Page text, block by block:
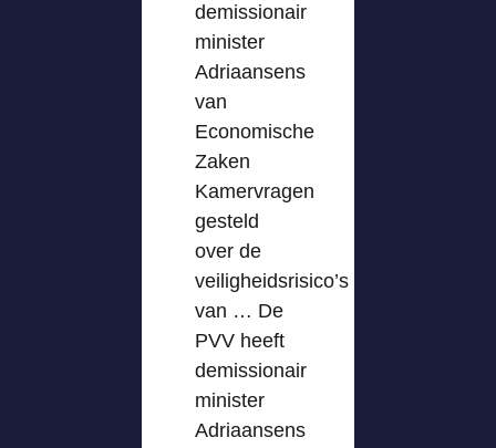
demissionair
minister
Adriaansens
van
Economische
Zaken
Kamervragen
gesteld
over de
veiligheidsrisico’s
van … De
PVV heeft
demissionair
minister
Adriaansens